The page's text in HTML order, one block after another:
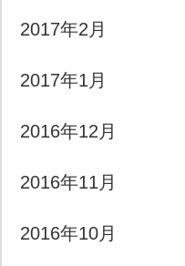
2017年2月
2017年1月
2016年12月
2016年11月
2016年10月